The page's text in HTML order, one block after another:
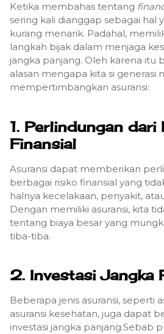
Ketika membahas tentang
sering kali dianggap sebagai hal
kurang menarik. Padahal,
langkah bijak dalam menjaga
jangka panjang. Oleh karena itu
alasan mengapa kita si generasi
mempertimbangkan asuransi:
1. Perlindungan dari
Finansial
Asuransi dapat memberikan
berbagai risiko finansial yang
halnya kecelakaan, penyakit,
Dengan memiliki asuransi, kita
tentang biaya besar yang
tiba-tiba.
2. Investasi Jangka
Beberapa jenis asuransi, seperti
asuransi kesehatan, juga dapat
investasi jangka panjang.Sebab